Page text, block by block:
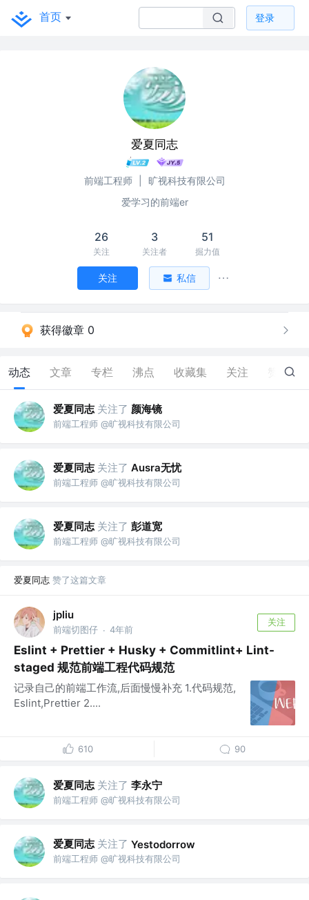
首页 登录
爱夏同志
前端工程师
旷视科技有限公司
爱学习的前端er
26
关注
3
关注者
51
掘力值
关注 私信
获得徽章 0
动态 文章 专栏 沸点 收藏集 关注 8
爱夏同志 关注了 颜海镜
前端工程师 @旷视科技有限公司
爱夏同志 关注了 Ausra无忧
前端工程师 @旷视科技有限公司
爱夏同志 关注了 彭道宽
前端工程师 @旷视科技有限公司
爱夏同志 赞了这篇文章
jpliu
前端切图仔 · 4年前
关注
Eslint + Prettier + Husky + Commitlint+ Lint-
staged 规范前端工程代码规范
记录自己的前端工作流,后面慢慢补充 1.代码规范,
Eslint,Prettier 2....
610 90
爱夏同志 关注了 李永宁
前端工程师 @旷视科技有限公司
爱夏同志 关注了 Yestodorrow
前端工程师 @旷视科技有限公司